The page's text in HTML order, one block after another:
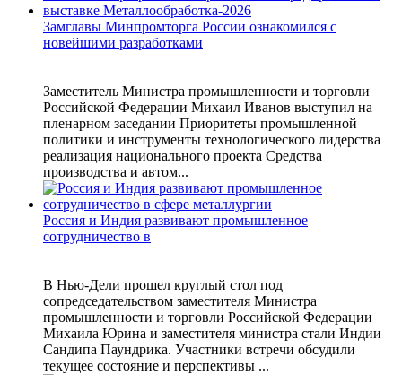
Замглавы Минпромторга России ознакомился с
новейшими разработками
Заместитель Министра промышленности и торговли
Российской Федерации Михаил Иванов выступил на
пленарном заседании Приоритеты промышленной
политики и инструменты технологического лидерства
реализация национального проекта Средства
производства и автом...
Россия и Индия развивают промышленное
сотрудничество в
В Нью-Дели прошел круглый стол под
сопредседательством заместителя Министра
промышленности и торговли Российской Федерации
Михаила Юрина и заместителя министра стали Индии
Сандипа Паундрика. Участники встречи обсудили
текущее состояние и перспективы ...